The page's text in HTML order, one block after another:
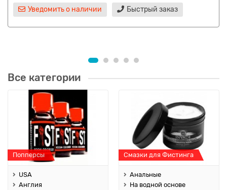
Уведомить о наличии Быстрый заказ
Все категории
Попперсы
USA
Англия
Смазки для Фистинга
Анальные
На водной основе